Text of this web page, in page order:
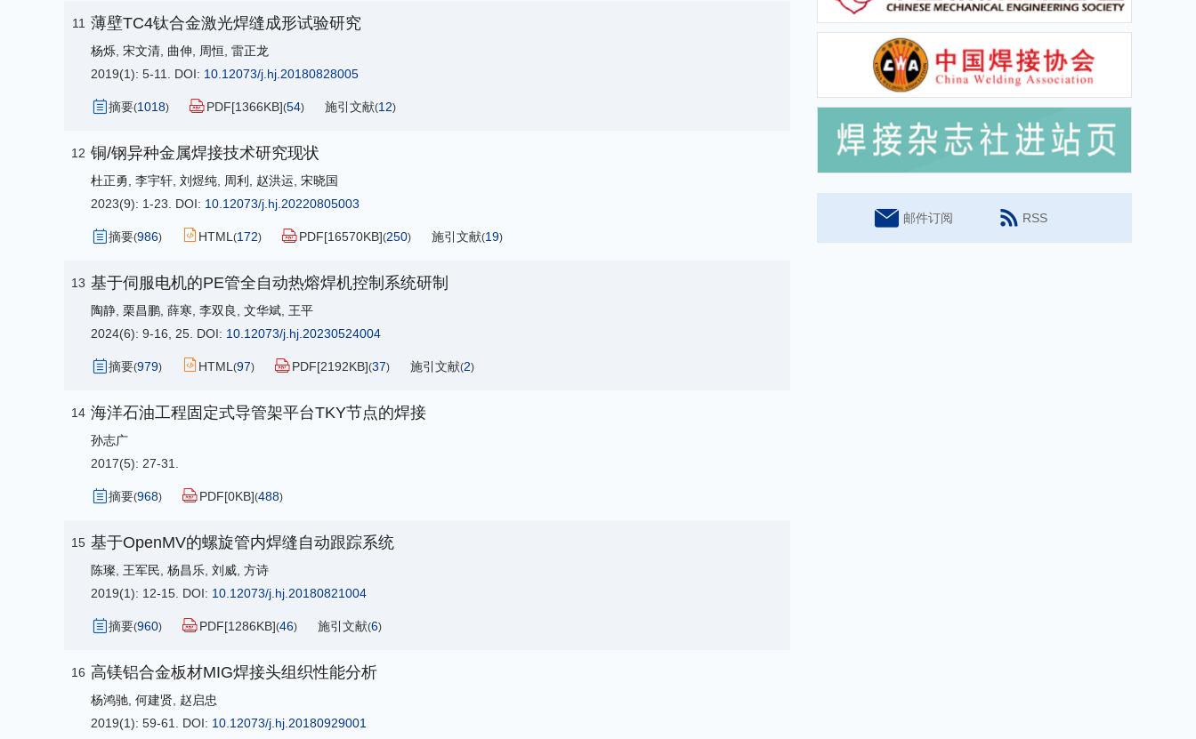
11 薄壁TC4钛合金激光焊缝成形试验研究
杨烁 宋文清 曲伸 周恒 雷正龙
2019(1): 5-11.
DOI: 10.12073/j.hj.20180828005
摘要(1018) PDF[1366KB](54) 施引文献(12)
12 铜/钢异种金属焊接技术研究现状
杜正勇 李宇轩 刘煜纯 周利 赵洪运 宋晓国
2023(9): 1-23.
DOI: 10.12073/j.hj.20220805003
摘要(986) HTML (172) PDF[16570KB](250) 施引文献(19)
13 基于伺服电机的PE管全自动热熔焊机控制系统研制
陶静 栗昌鹏 薛寒 李双良 文华斌 王平
2024(6): 9-16, 25. DOI: 10.12073/j.hj.20230524004
摘要(979) HTML (97) PDF[2192KB](37) 施引文献(2)
14 海洋石油工程固定式导管架平台TKY节点的焊接
孙志广
2017(5): 27-31.
摘要(968) PDF[0KB](488)
15 基于OpenMV的螺旋管内焊缝自动跟踪系统
陈璨 王军民 杨昌乐 刘威 方诗
2019(1): 12-15. DOI: 10.12073/j.hj.20180821004
摘要(960) PDF[1286KB](46) 施引文献(6)
16 高镁铝合金板材MIG焊接头组织性能分析
杨鸿驰 何建贤
赵启忠
2019(1): 59-61.
DOI: 10.12073/j.hj.20180929001
邮件订阅 RSS